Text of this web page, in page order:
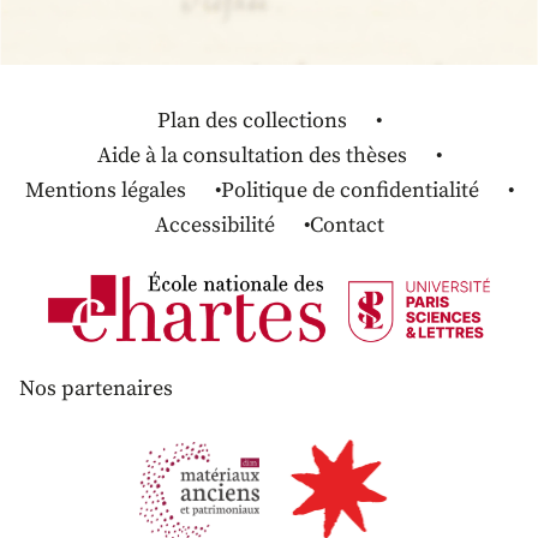
Plan des collections
Aide à la consultation des thèses
Mentions légales
Politique de confidentialité
Accessibilité
Contact
Nos partenaires